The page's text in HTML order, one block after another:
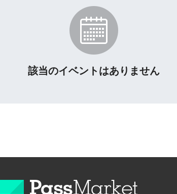
該当のイベントはありません